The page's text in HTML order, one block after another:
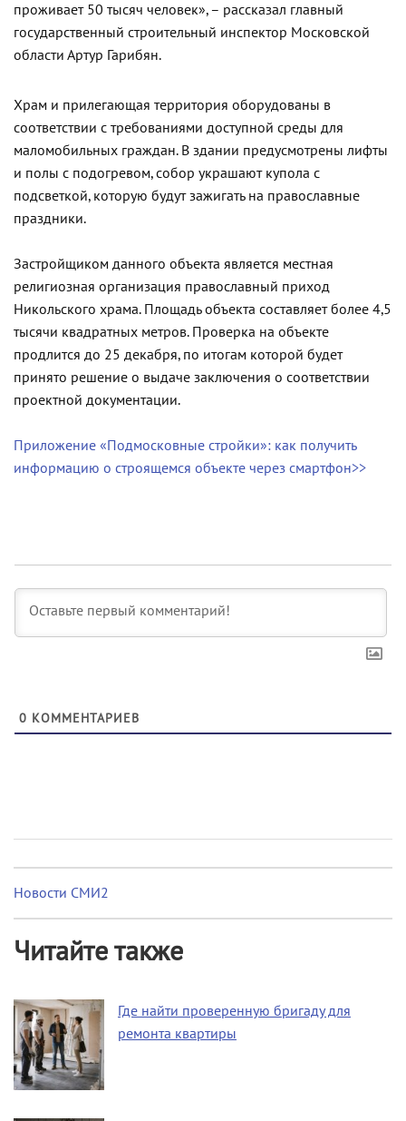
проживает 50 тысяч человек», – рассказал главный
государственный строительный инспектор Московской
области Артур Гарибян.
Храм и прилегающая территория оборудованы в
соответствии с требованиями доступной среды для
маломобильных граждан. В здании предусмотрены лифты
и полы с подогревом, собор украшают купола с
подсветкой, которую будут зажигать на православные
праздники.
Застройщиком данного объекта является местная
религиозная организация православный приход
Никольского храма. Площадь объекта составляет более 4,5
тысячи квадратных метров. Проверка на объекте
продлится до 25 декабря, по итогам которой будет
принято решение о выдаче заключения о соответствии
проектной документации.
Приложение «Подмосковные стройки»: как получить
информацию о строящемся объекте через смартфон>>
0 КОММЕНТАРИЕВ
Новости СМИ2
Читайте также
Где найти проверенную бригаду для
ремонта квартиры